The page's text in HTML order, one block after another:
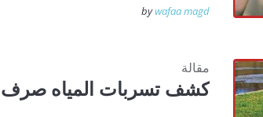
bywafaa magd
مقالة
كشف تسربات المياه صرف صحي